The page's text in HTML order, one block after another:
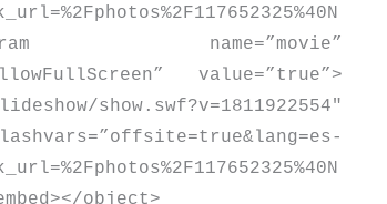
name=”movie”
value=”true”>
show.swf?v=1811922554″
></object>